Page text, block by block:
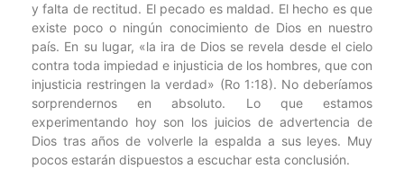
y falta de rectitud. El pecado es maldad. El hecho es que
existe poco o ningún conocimiento de Dios en nuestro
país. En su lugar, «la ira de Dios se revela desde el cielo
contra toda impiedad e injusticia de los hombres, que con
injusticia restringen la verdad» (Ro 1:18). No deberíamos
sorprendernos en absoluto. Lo que estamos
experimentando hoy son los juicios de advertencia de
Dios tras años de volverle la espalda a sus leyes. Muy
pocos estarán dispuestos a escuchar esta conclusión.